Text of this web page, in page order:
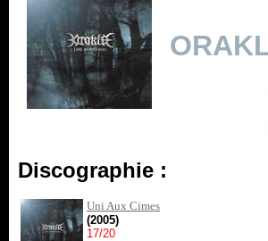
Discographie :
Uni Aux Cimes
(2005)
17/20